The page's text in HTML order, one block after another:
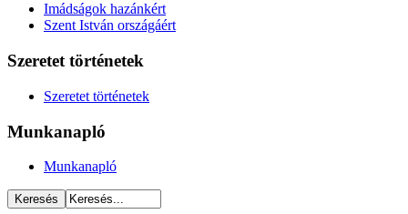
Imádságok hazánkért
Szent István országáért
Szeretet történetek
Szeretet történetek
Munkanapló
Munkanapló